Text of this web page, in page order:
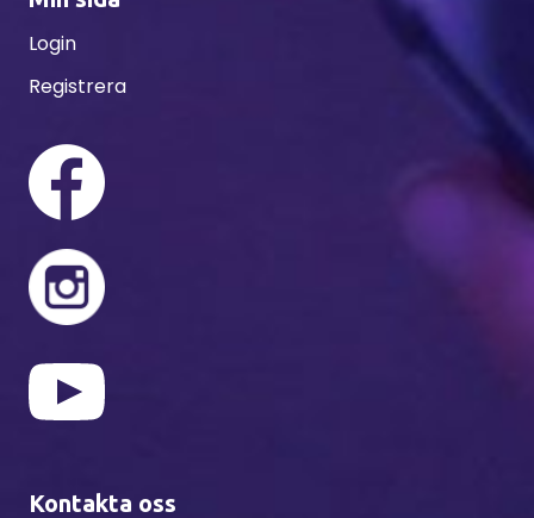
Login
Registrera
Kontakta oss